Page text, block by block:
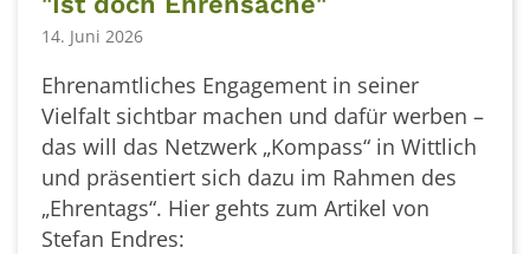
14. Juni 2026
Ehrenamtliches Engagement in seiner
Vielfalt sichtbar machen und dafür werben –
das will das Netzwerk „Kompass“ in Wittlich
und präsentiert sich dazu im Rahmen des
„Ehrentags“. Hier gehts zum Artikel von
Stefan Endres: